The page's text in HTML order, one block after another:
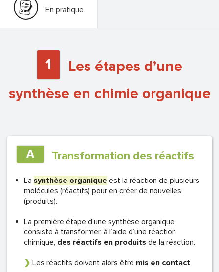
En pratique
1
Les étapes d’une
synthèse en chimie organique
A Transformation des réactifs
La synthèse organique est la réaction de plusieurs
molécules (réactifs) pour en créer de nouvelles
(produits).
La première étape d'une synthèse organique
consiste à transformer, à l’aide d’une réaction
chimique, des réactifs en produits de la réaction.
❯ Les réactifs doivent alors être mis en contact.